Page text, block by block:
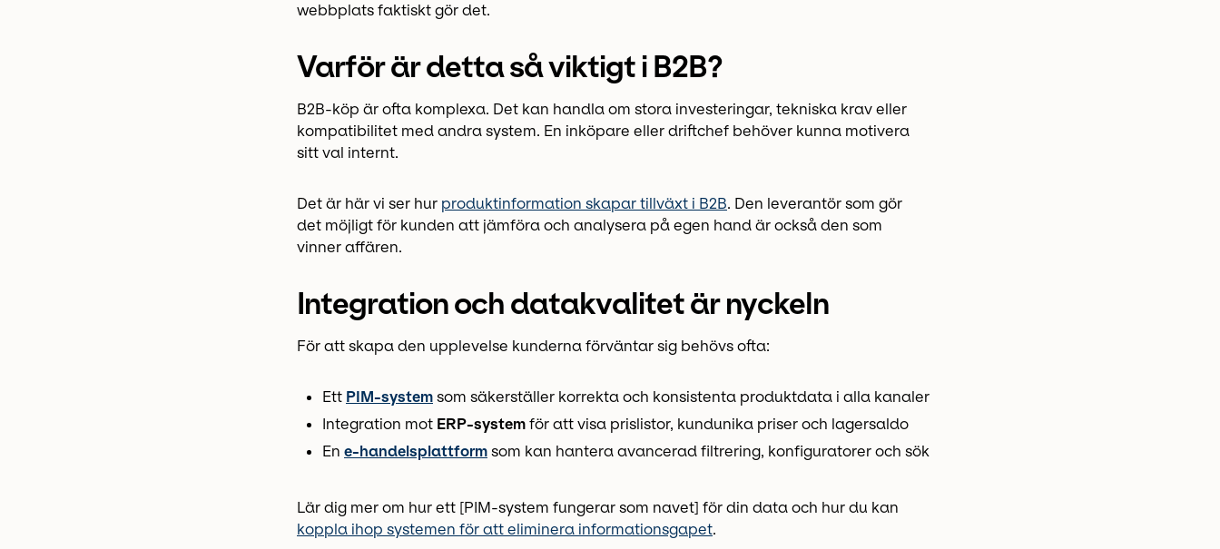
webbplats faktiskt gör det.
Varför är detta så viktigt i B2B?
B2B-köp är ofta komplexa. Det kan handla om stora investeringar, tekniska krav eller
kompatibilitet med andra system. En inköpare eller driftchef behöver kunna motivera
sitt val internt.
Det är här vi ser hur produktinformation skapar tillväxt i B2B. Den leverantör som gör
det möjligt för kunden att jämföra och analysera på egen hand är också den som
vinner affären.
Integration och datakvalitet är nyckeln
För att skapa den upplevelse kunderna förväntar sig behövs ofta:
Ett PIM-system som säkerställer korrekta och konsistenta produktdata i alla kanaler
Integration mot ERP-system för att visa prislistor, kundunika priser och lagersaldo
En e-handelsplattform som kan hantera avancerad filtrering, konfiguratorer och sök
Lär dig mer om hur ett [PIM-system fungerar som navet] för din data och hur du kan
koppla ihop systemen för att eliminera informationsgapet.